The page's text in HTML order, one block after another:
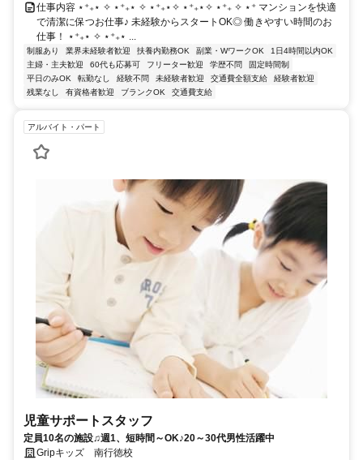
仕事内容 ⋆⁺₊⋆ ✧ ⋆⁺₊⋆ ✧ ⋆⁺₊⋆✧ ⋆⁺₊⋆✧ ⋆⁺₊ ✧ ⋆⁺ マンションを快適
で清潔に保つお仕事♪ 未経験からスタートOK◎ 働きやすい時間のお
仕事！ ⋆⁺₊⋆ ✧ ⋆⁺₊⋆ ...
制服あり 業界未経験者歓迎 扶養内勤務OK 副業・WワークOK
1日4時間以内OK
主婦・主夫歓迎
60代も応募可 フリーター歓迎 学歴不問
固定時間制
平日のみOK
転勤なし 経験不問 未経験者歓迎 交通費全額支給
経験者歓迎
残業なし
有資格者歓迎 ブランクOK 交通費支給
アルバイト・パート
児童サポートスタッフ
定員10名の施設♫週1、短時間～OK♪20～30代男性活躍中
Gripキッズ 南行徳校